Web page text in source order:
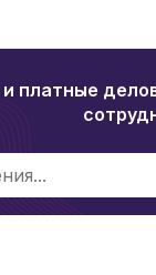
платные